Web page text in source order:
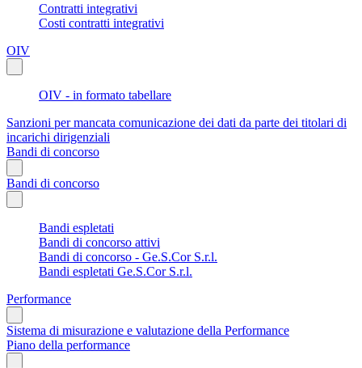
Contratti integrativi
Costi contratti integrativi
OIV
OIV - in formato tabellare
Sanzioni per mancata comunicazione dei dati da parte dei titolari di
incarichi dirigenziali
Bandi di concorso
Bandi di concorso
Bandi espletati
Bandi di concorso attivi
Bandi di concorso - Ge.S.Cor S.r.l.
Bandi espletati Ge.S.Cor S.r.l.
Performance
Sistema di misurazione e valutazione della Performance
Piano della performance